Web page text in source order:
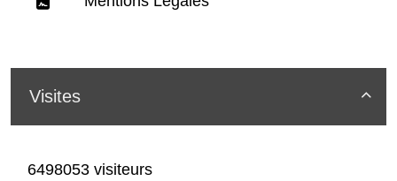

Visites
6498053 visiteurs